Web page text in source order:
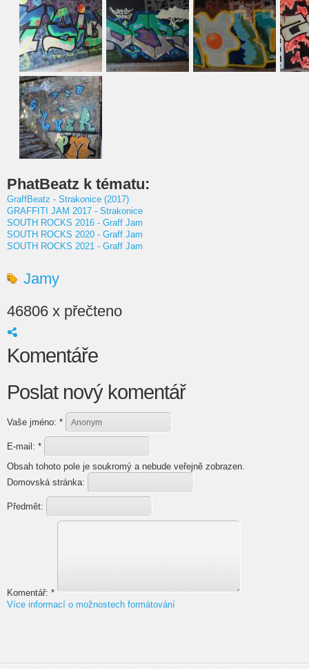
PhatBeatz k tématu:
GraffBeatz - Strakonice (2017)
GRAFFITI JAM 2017 - Strakonice
SOUTH ROCKS 2016 - Graff Jam
SOUTH ROCKS 2020 - Graff Jam
SOUTH ROCKS 2021 - Graff Jam
Jamy
46806 x přečteno
Komentáře
Poslat nový komentář
Vaše jméno: *
E-mail: *
Obsah tohoto pole je soukromý a nebude veřejně zobrazen.
Domovská stránka:
Předmět:
Komentář: *
Více informací o možnostech formátování